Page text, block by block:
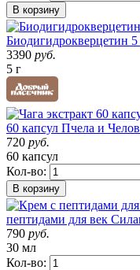
В корзину
Биодигидрокверцетин 5
3390 руб.
5 г
60 капсул Пчела и
720 руб.
60 капсул
Кол-во:
В корзину
пептидами для век
790 руб.
30 мл
Кол-во: